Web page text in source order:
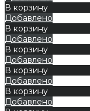
В корзину
Добавлено
В корзину
Добавлено
В корзину
Добавлено
В корзину
Добавлено
В корзину
Добавлено